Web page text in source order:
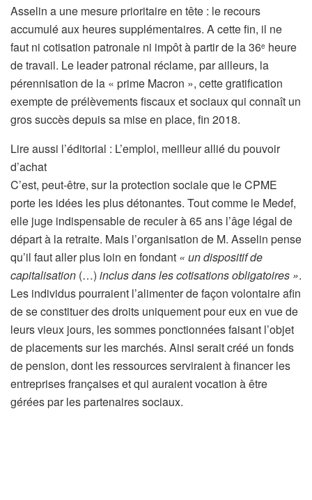
Asselin a une mesure prioritaire en tête : le recours
accumulé aux heures supplémentaires. A cette fin, il ne
faut ni cotisation patronale ni impôt à partir de la 36e heure
de travail. Le leader patronal réclame, par ailleurs, la
pérennisation de la « prime Macron », cette gratification
exempte de prélèvements fiscaux et sociaux qui connaît un
gros succès depuis sa mise en place, fin 2018.
Lire aussi l’éditorial : L’emploi, meilleur allié du pouvoir
d’achat
C’est, peut-être, sur la protection sociale que le CPME
porte les idées les plus détonantes. Tout comme le Medef,
elle juge indispensable de reculer à 65 ans l’âge légal de
départ à la retraite. Mais l’organisation de M. Asselin pense
qu’il faut aller plus loin en fondant « un dispositif de
capitalisation (…) inclus dans les cotisations obligatoires ».
Les individus pourraient l’alimenter de façon volontaire afin
de se constituer des droits uniquement pour eux en vue de
leurs vieux jours, les sommes ponctionnées faisant l’objet
de placements sur les marchés. Ainsi serait créé un fonds
de pension, dont les ressources serviraient à financer les
entreprises françaises et qui auraient vocation à être
gérées par les partenaires sociaux.